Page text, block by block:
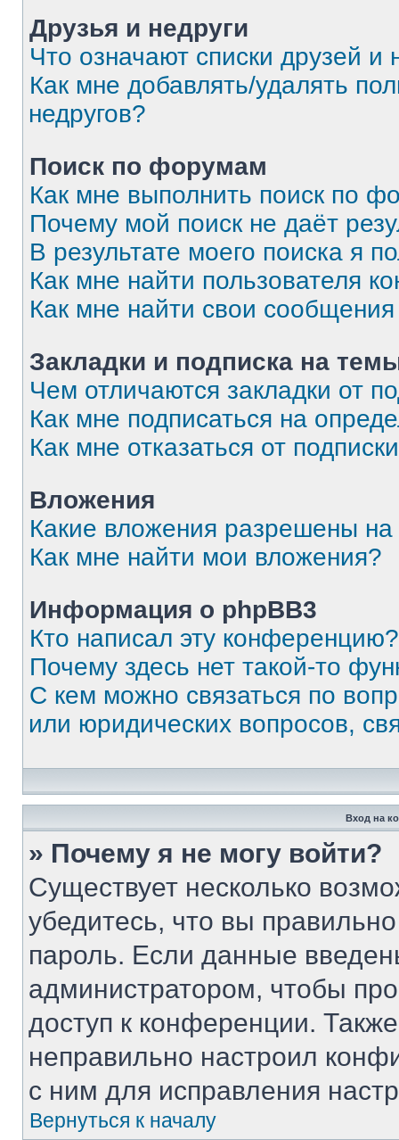
Друзья и недруги
Что означают списки друзей и
Как мне добавлять/удалять
недругов?
Поиск по форумам
Как мне выполнить поиск по
Почему мой поиск не даёт
В результате моего поиска я
Как мне найти пользователя
Как мне найти свои
Закладки и подписка на
Чем отличаются закладки от
Как мне подписаться на
Как мне отказаться от
Вложения
Какие вложения разрешены
Как мне найти мои вложения?
Информация о phpBB3
Кто написал эту конференцию?
Почему здесь нет такой-то
С кем можно связаться по
или юридических вопросов,
Вход на
» Почему я не могу войти?
Существует несколько
убедитесь, что вы
пароль. Если данные
администратором, чтобы
доступ к конференции.
неправильно настроил
с ним для исправления
Вернуться к началу